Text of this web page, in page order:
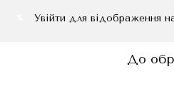
Увійти для відображення
До